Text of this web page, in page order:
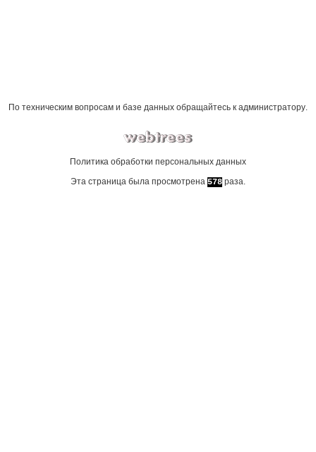
По техническим вопросам и базе данных обращайтесь к администратору.
Политика обработки персональных данных
Эта страница была просмотрена 578 раза.